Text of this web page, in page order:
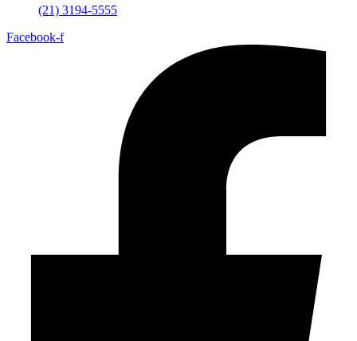
(21) 3194-5555
Facebook-f